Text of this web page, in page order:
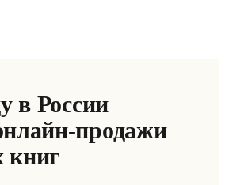
в России
продажи
книг